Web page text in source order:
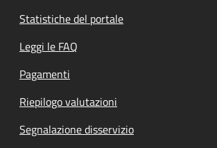
Statistiche del portale
Leggi le FAQ
Pagamenti
Riepilogo valutazioni
Segnalazione disservizio